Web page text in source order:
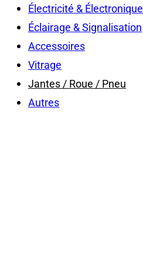
Électricité & Électronique
Éclairage & Signalisation
Accessoires
Vitrage
Jantes / Roue / Pneu
Autres